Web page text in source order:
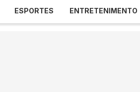
ESPORTES ENTRETENIMENTO